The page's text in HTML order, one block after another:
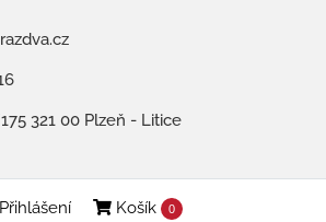
Košík 0
321 00 Plzeň - Litice
© 2026 | jdetorazdva